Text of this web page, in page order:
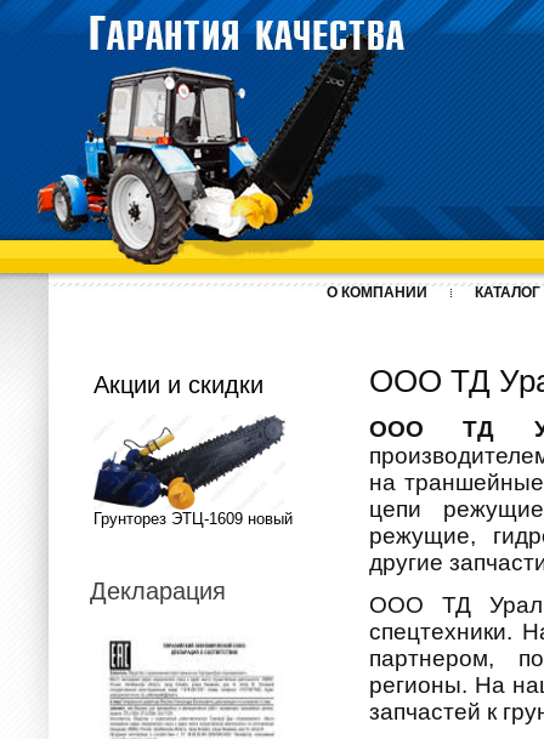
О КОМПАНИИ КАТАЛОГ
Акции и скидки
Грунторез ЭТЦ-1609 новый
Декларация
ООО ТД
ООО ТД
на
цепи
режущие,
другие
ООО ТД
спецтехники.
партнером,
регионы. На
запчастей к